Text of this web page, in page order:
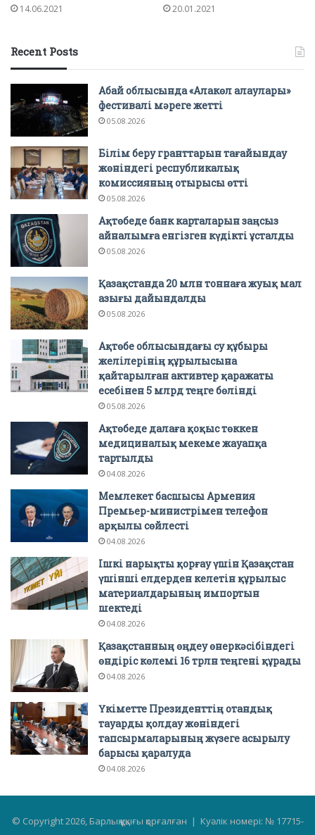
14.06.2021 20.01.2021
Recent Posts
Абай облысында «Алакөл алаулары»
фестивалі мәреге жетті
05.08.2026
Білім беру гранттарын тағайындау
жөніндегі республикалық
комиссияның отырысы өтті
05.08.2026
Ақтөбеде банк карталарын заңсыз
айналымға енгізген күдікті ұсталды
05.08.2026
Қазақстанда 20 млн тоннаға жуық мал
азығы дайындалды
05.08.2026
Ақтөбе облысындағы су құбыры
желілерінің құрылысына
қайтарылған активтер қаражаты
есебінен 5 млрд теңге бөлінді
05.08.2026
Ақтөбеде далаға қоқыс төккен
медициналық мекеме жауапқа
тартылды
04.08.2026
Мемлекет басшысы Армения
Премьер-министрімен телефон
арқылы сөйлесті
04.08.2026
Ішкі нарықты қорғау үшін Қазақстан
үшінші елдерден келетін құрылыс
материалдарының импортын
шектеді
04.08.2026
Қазақстанның өңдеу өнеркәсібіндегі
өндіріс көлемі 16 трлн теңгені құрады
04.08.2026
Үкіметте Президенттің отандық
тауарды қолдау жөніндегі
тапсырмаларының жүзеге асырылу
барысы қаралуда
04.08.2026
© Copyright 2026, Барлық құқығы қорғалған | Куәлік номері: № 17715-